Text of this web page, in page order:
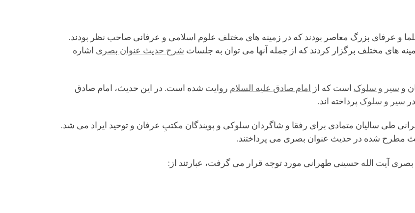
و عرفای بزرگ معاصر بودند که در زمینه های مختلف علوم اسلامی و عرفانی صاحب نظر بودند.
های مختلف برگزار کردند که از جمله آنها می توان به جلسات شرح حدیث عنوان بصری اشاره
و سیر و سلوک است که از امام صادق علیه السلام روایت شده است. در این حدیث، امام صادق
سیر و سلوک پرداخته اند.
طی سالیان متمادی برای رفقا و شاگردان سلوکی و پویندگان مکتبِ عرفان و توحید ایراد می شد.
مطرح شده در حدیث عنوان بصری می پرداختند.
آیت الله حسینی طهرانی مورد توجه قرار می گرفت، عبارتند از: